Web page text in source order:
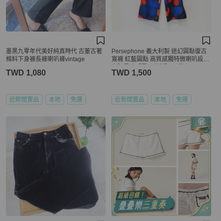
墨黑九零年代美好純真時代 古董古著
棉料下身褲長褲喇叭褲vintage
TWD 1,080
近新閒置品 本地 免運
Persephone 義大利製 迷幻圓點復古
寬褲 紅藍圓點 高質感獨特微喇叭設計
TWD 1,500
近新閒置品 本地 免運